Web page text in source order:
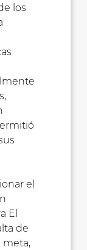
los
el
El
de
meta,